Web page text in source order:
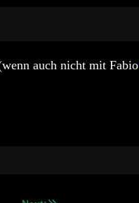
auch nicht mit Fabio